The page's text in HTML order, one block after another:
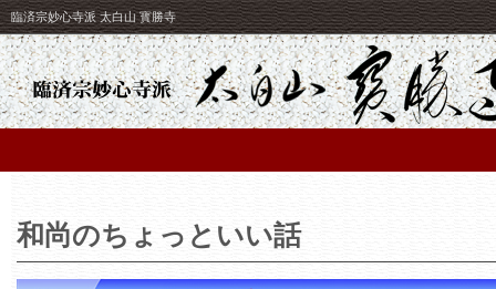
臨済宗妙心寺派 太白山 寳勝寺
和尚のちょっといい話